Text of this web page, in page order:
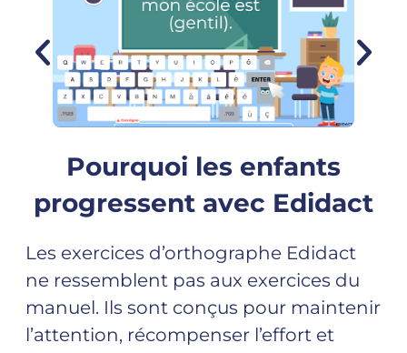
Pourquoi les enfants
progressent avec Edidact
Les exercices d’orthographe Edidact
ne ressemblent pas aux exercices du
manuel. Ils sont conçus pour maintenir
l’attention, récompenser l’effort et